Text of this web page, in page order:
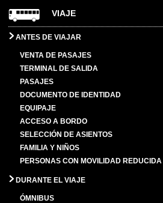
VIAJE
ANTES DE VIAJAR
VENTA DE PASAJES
TERMINAL DE SALIDA
PASAJES
DOCUMENTO DE IDENTIDAD
EQUIPAJE
ACCESO A BORDO
SELECCIÓN DE ASIENTOS
FAMILIA Y NIÑOS
PERSONAS CON MOVILIDAD REDUCIDA
DURANTE EL VIAJE
ÓMNIBUS